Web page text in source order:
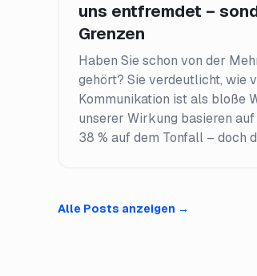
uns entfremdet –
Grenzen
Haben Sie schon von der
gehört? Sie verdeutlicht, wie
Kommunikation ist als bloße
unserer Wirkung basieren auf
38 % auf dem Tonfall – doch
Alle Posts anzeigen →